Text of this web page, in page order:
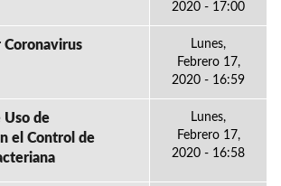
2020 - 17:00
Coronavirus
Lunes,
Febrero 17,
2020 - 16:59
Uso de
el Control de
Lunes,
Febrero 17,
2020 - 16:58